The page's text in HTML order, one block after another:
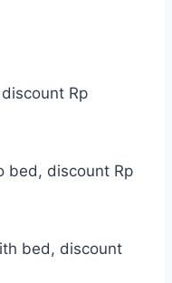
Rp
bed, discount Rp
bed, discount